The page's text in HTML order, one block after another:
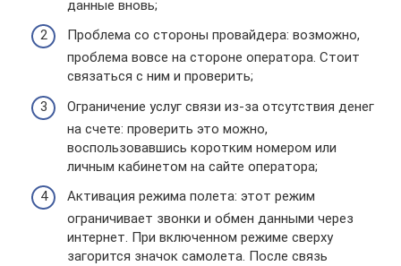
данные вновь;
Проблема со стороны провайдера: возможно,
проблема вовсе на стороне оператора. Стоит
связаться с ним и проверить;
Ограничение услуг связи из-за отсутствия денег
на счете: проверить это можно,
воспользовавшись коротким номером или
личным кабинетом на сайте оператора;
Активация режима полета: этот режим
ограничивает звонки и обмен данными через
интернет. При включенном режиме сверху
загорится значок самолета. После связь